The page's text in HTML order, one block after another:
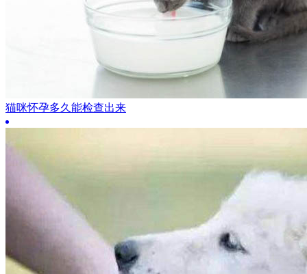
猫咪怀孕多久能检查出来